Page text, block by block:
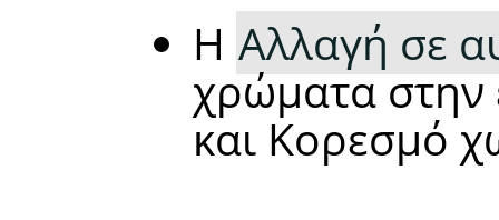
Η Αλλαγή σε
χρώματα στην
και Κορεσμό